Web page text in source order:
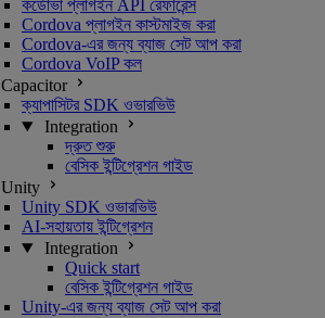
কর্ডোভা প্লাগইন API রেফারেন্স
Cordova প্লাগইন কাস্টমাইজ করা
Cordova-এর জন্য ব্যাজ সেট আপ করা
Cordova VoIP কল
Capacitor
ক্যাপাসিটর SDK ওভারভিউ
Integration
দ্রুত শুরু
বেসিক ইন্টিগ্রেশন গাইড
Unity
Unity SDK ওভারভিউ
AI-সহায়তায় ইন্টিগ্রেশন
Integration
Quick start
বেসিক ইন্টিগ্রেশন গাইড
Unity-এর জন্য ব্যাজ সেট আপ করা